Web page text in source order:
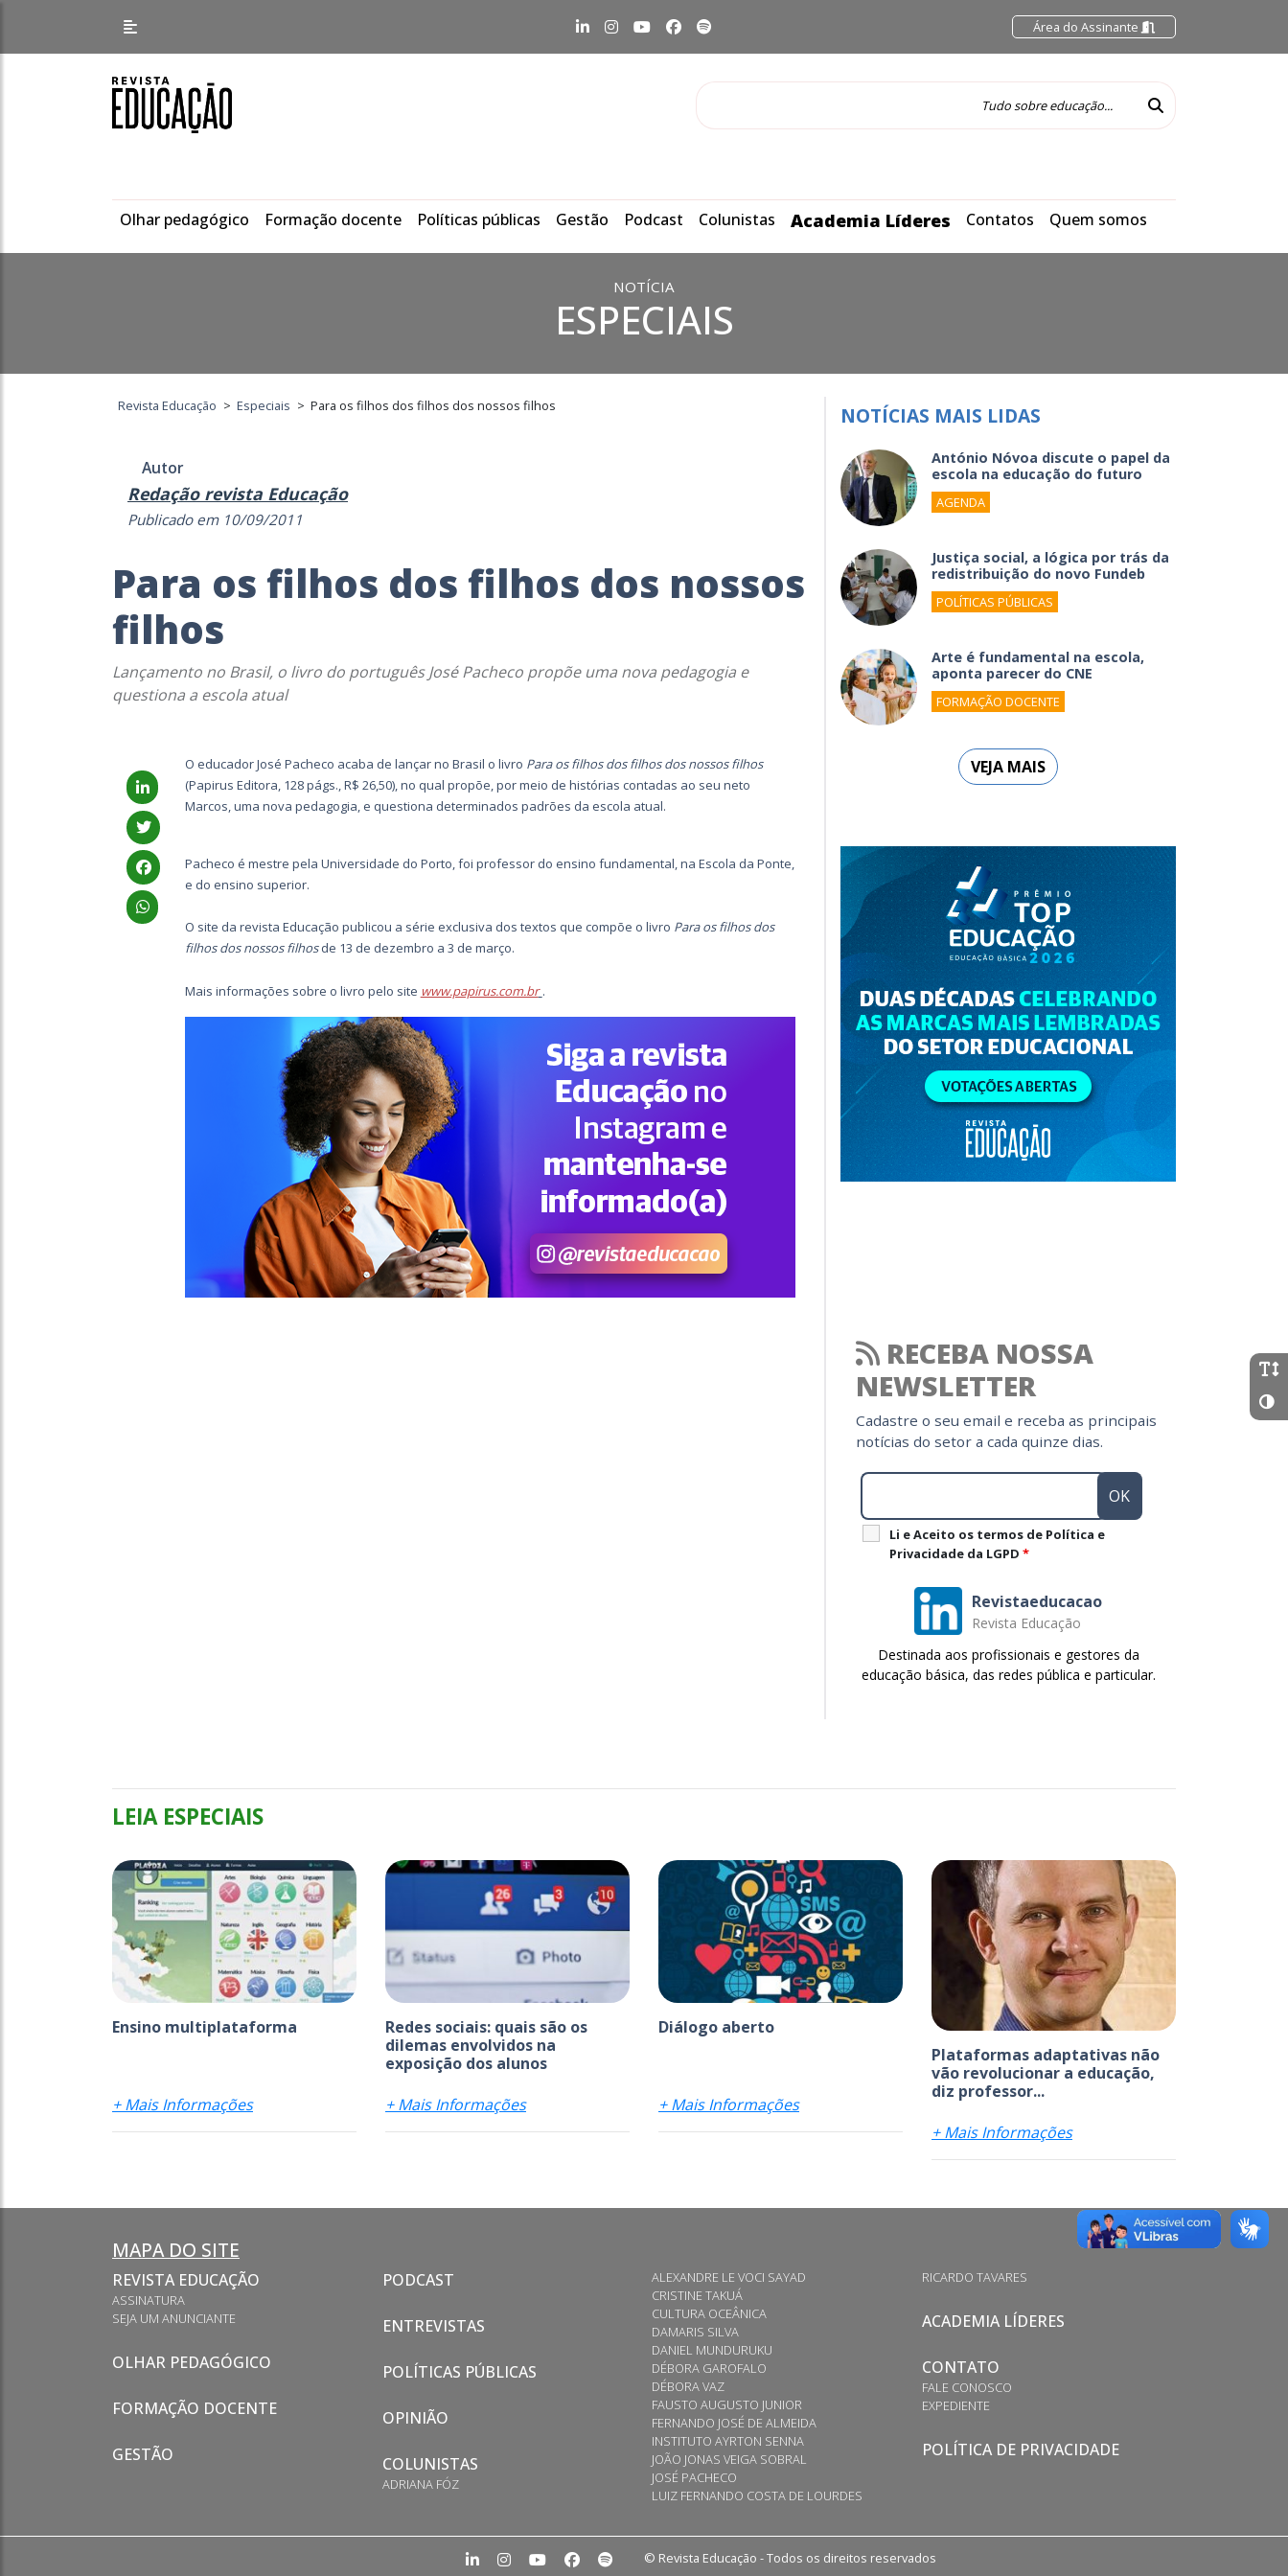
Área do Assinante
Olhar pedagógico Formação docente Políticas públicas Gestão Podcast Colunistas Academia Líderes Contatos Quem somos
NOTÍCIA
ESPECIAIS
Revista Educação > Especiais > Para os filhos dos filhos dos nossos filhos
Autor
Redação revista Educação
Publicado em 10/09/2011
Para os filhos dos filhos dos nossos
filhos
Lançamento no Brasil, o livro do português José Pacheco propõe uma nova pedagogia e
questiona a escola atual
O educador José Pacheco acaba de lançar no Brasil o livro Para os filhos dos filhos dos nossos filhos
(Papirus Editora, 128 págs., R$ 26,50), no qual propõe, por meio de histórias contadas ao seu neto
Marcos, uma nova pedagogia, e questiona determinados padrões da escola atual.
Pacheco é mestre pela Universidade do Porto, foi professor do ensino fundamental, na Escola da Ponte,
e do ensino superior.
O site da revista Educação publicou a série exclusiva dos textos que compõe o livro Para os filhos dos
filhos dos nossos filhosde 13 de dezembro a 3 de março.
Mais informações sobre o livro pelo site www.papirus.com.br .
NOTÍCIAS MAIS LIDAS
António Nóvoa discute o papel da
escola na educação do futuro
AGENDA
Justiça social, a lógica por trás da
redistribuição do novo Fundeb
POLÍTICAS PÚBLICAS
Arte é fundamental na escola,
aponta parecer do CNE
FORMAÇÃO DOCENTE
VEJA MAIS
RECEBA NOSSA
NEWSLETTER
Cadastre o seu email e receba as principais
notícias do setor a cada quinze dias.
Li e Aceito os termos de Política e
Privacidade da LGPD *
Revistaeducacao
Revista Educação
Destinada aos profissionais e gestores da
educação básica, das redes pública e particular.
LEIA ESPECIAIS
Ensino multiplataforma
+ Mais Informações
Redes sociais: quais são os
dilemas envolvidos na
exposição dos alunos
+ Mais Informações
Diálogo aberto
+ Mais Informações
Plataformas adaptativas não
vão revolucionar a educação,
diz professor...
+ Mais Informações
MAPA DO SITE
REVISTA EDUCAÇÃO
ASSINATURA
SEJA UM ANUNCIANTE
OLHAR PEDAGÓGICO
FORMAÇÃO DOCENTE
GESTÃO
PODCAST
ENTREVISTAS
POLÍTICAS PÚBLICAS
OPINIÃO
COLUNISTAS
ADRIANA FÓZ
ALEXANDRE LE VOCI SAYAD
CRISTINE TAKUÁ
CULTURA OCEÂNICA
DAMARIS SILVA
DANIEL MUNDURUKU
DÉBORA GAROFALO
DÉBORA VAZ
FAUSTO AUGUSTO JUNIOR
FERNANDO JOSÉ DE ALMEIDA
INSTITUTO AYRTON SENNA
JOÃO JONAS VEIGA SOBRAL
JOSÉ PACHECO
LUIZ FERNANDO COSTA DE LOURDES
RICARDO TAVARES
ACADEMIA LÍDERES
CONTATO
FALE CONOSCO
EXPEDIENTE
POLÍTICA DE PRIVACIDADE
© Revista Educação - Todos os direitos reservados